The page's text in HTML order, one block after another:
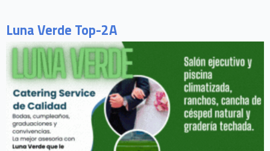
Luna Verde Top-2A